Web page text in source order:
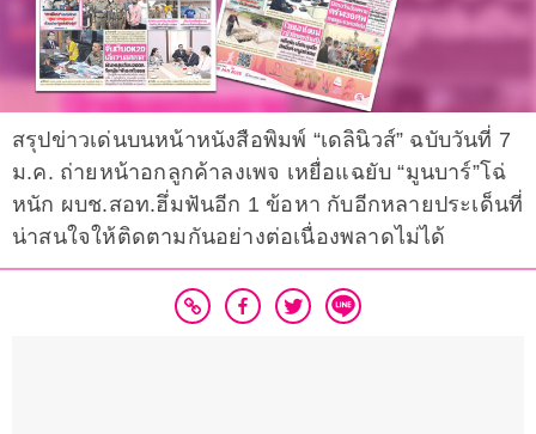
สรุปข่าวเด่นบนหน้าหนังสือพิมพ์ “เดลินิวส์” ฉบับวันที่ 7
ม.ค. ถ่ายหน้าอกลูกค้าลงเพจ เหยื่อแฉยับ “มูนบาร์”โฉ่
หนัก ผบช.สอท.ฮึ่มฟันอีก 1 ข้อหา กับอีกหลายประเด็นที่
น่าสนใจให้ติดตามกันอย่างต่อเนื่องพลาดไม่ได้